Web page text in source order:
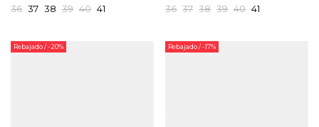
36 37 38 39 40 41
36 37 38 39 40 41
Rebajado/ -20% Rebajado/ -17%